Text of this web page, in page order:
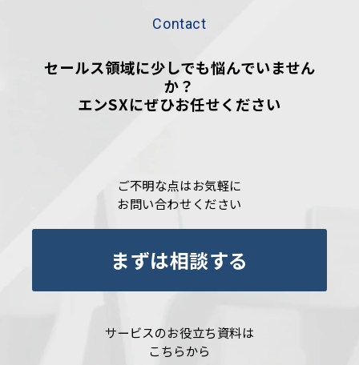
Contact
セールス領域に少しでも悩んでいません
か？
エンSXにぜひお任せください
ご不明な点はお気軽に
お問い合わせください
まずは相談する
サービスのお役立ち資料は
こちらから